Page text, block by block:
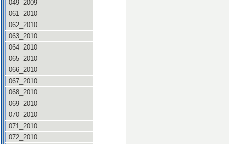
049_2009
061_2010
062_2010
063_2010
064_2010
065_2010
066_2010
067_2010
068_2010
069_2010
070_2010
071_2010
072_2010